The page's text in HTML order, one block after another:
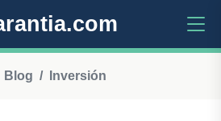
Blog Inversión